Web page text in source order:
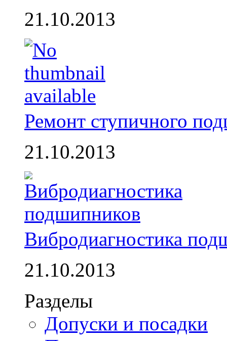
21.10.2013
Ремонт ступичного
21.10.2013
Вибродиагностика
21.10.2013
Разделы
Допуски и посадки